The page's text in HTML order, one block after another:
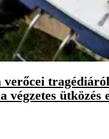
végzetes ütközés